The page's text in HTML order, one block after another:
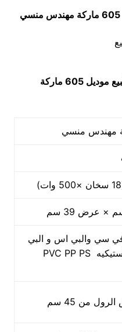
موديل 605 ماركة
في سي والبي اس و البي
اي تي البلاستيكيه PVC PP PS
من 45 سم